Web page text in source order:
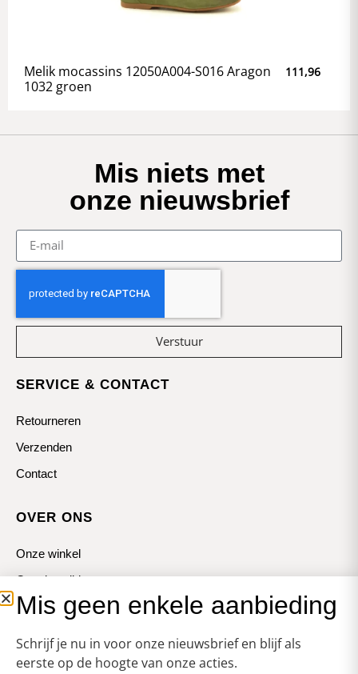
Melik mocassins 12050A004-S016 Aragon
1032 groen
111,96
Mis niets met
onze nieuwsbrief
Verstuur
SERVICE & CONTACT
Retourneren
Verzenden
Contact
OVER ONS
Onze winkel
Openingstijden
Koopzondagen
Mis geen enkele aanbieding
Schrijf je nu in voor onze nieuwsbrief en blijf als
eerste op de hoogte van onze acties.